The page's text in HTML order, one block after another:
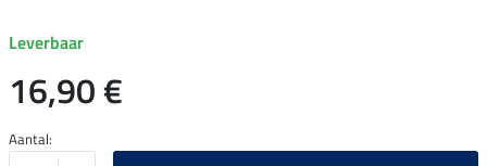
Leverbaar
16,90 €
Aantal: